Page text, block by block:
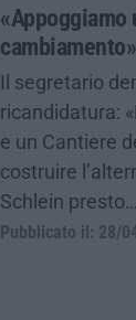
«Appoggiamo
cambiamento»
Il segretario
ricandidatura:
e un Cantiere
costruire
Schlein presto…
Pubblicato il: 28/